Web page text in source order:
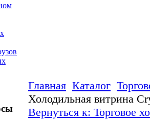
Главная Каталог
Холодильная витрина
Вернуться к: Торговое